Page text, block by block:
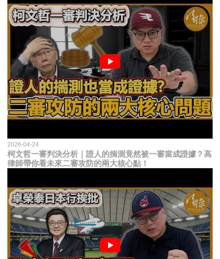
2026-04-24
柯文哲一審判決分析｜證人的揣測竟然被一審當成證據？高
律師帶你看未來二審攻防的兩大核心點！